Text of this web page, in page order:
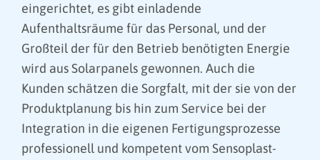
eingerichtet, es gibt einladende
Aufenthaltsräume für das Personal, und der
Großteil der für den Betrieb benötigten Energie
wird aus Solarpanels gewonnen. Auch die
Kunden schätzen die Sorgfalt, mit der sie von der
Produktplanung bis hin zum Service bei der
Integration in die eigenen Fertigungsprozesse
professionell und kompetent vom Sensoplast-